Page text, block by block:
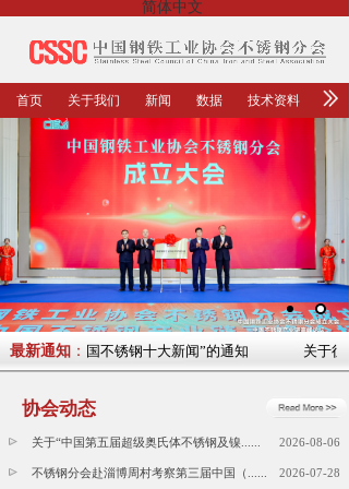
简体中文
首页 关于我们 新闻 数据 技术资料
最新通知 ：
集“2023年中国不锈钢十大新闻”的通知 关于
协会动态
关于“中国第五届超级奥氏体不锈钢及镍...... 2026-08-06
不锈钢分会赴淄博周村考察第三届中国（...... 2026-07-28